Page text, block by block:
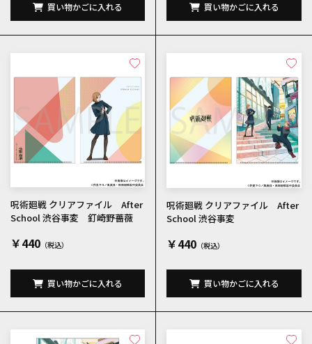
買い物かごに入れる 買い物かごに入れる
呪術廻戦 クリアファイル After
School 渋谷事変 釘崎野薔薇
￥440
買い物かごに入れる
呪術廻戦 クリアファイル After
School 渋谷事変
￥440
買い物かごに入れる